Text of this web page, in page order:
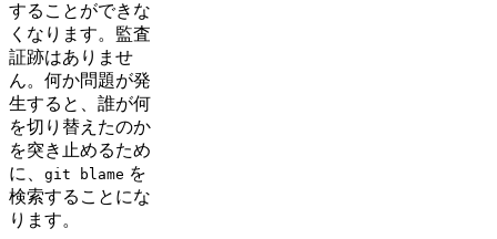
することができな
くなります。監査
証跡はありませ
ん。何か問題が発
生すると、誰が何
を切り替えたのか
を突き止めるため
に、 git blame を
検索することにな
ります。